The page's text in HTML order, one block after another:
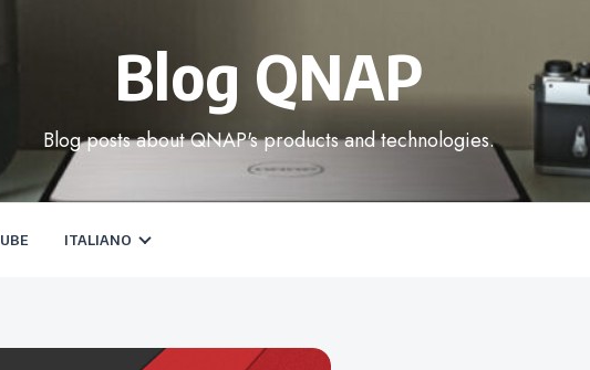
Blog QNAP
Blog posts about QNAP's products and technologies.
ITALIANO